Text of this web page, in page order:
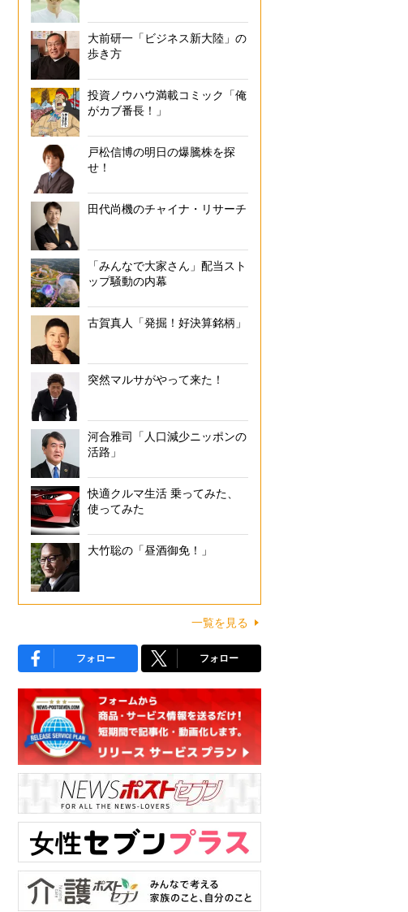
大前研一「ビジネス新大陸」の
歩き方
投資ノウハウ満載コミック「俺
がカブ番長！」
戸松信博の明日の爆騰株を探
せ！
田代尚機のチャイナ・リサーチ
「みんなで大家さん」配当スト
ップ騒動の内幕
古賀真人「発掘！好決算銘柄」
突然マルサがやって来た！
河合雅司「人口減少ニッポンの
活路」
快適クルマ生活 乗ってみた、
使ってみた
大竹聡の「昼酒御免！」
一覧を見る
フォロー フォロー